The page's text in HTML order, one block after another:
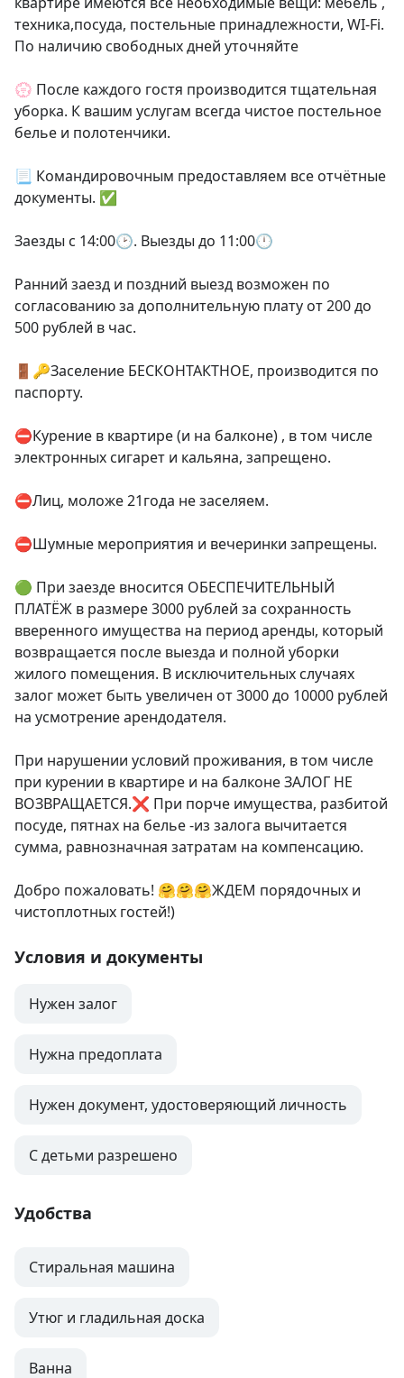
техника,посуда, постельные принадлежности, WI-Fi.
По наличию свободных дней уточняйте
💮 После каждого гостя производится тщательная
уборка. К вашим услугам всегда чистое постельное
белье и полотенчики.
📃 Командировочным предоставляем все отчётные
документы. ✅
Заезды с 14:00🕑. Выезды до 11:00🕛
Ранний заезд и поздний выезд возможен по
согласованию за дополнительную плату от 200 до
500 рублей в час.
🚪🔑Заселение БЕСКОНТАКТНОЕ, производится по
паспорту.
⛔Курение в квартире (и на балконе) , в том числе
электронных сигарет и кальяна, запрещено.
⛔Лиц, моложе 21года не заселяем.
⛔Шумные мероприятия и вечеринки запрещены.
🟢 ​При заезде вносится ОБЕСПЕЧИТЕЛЬНЫЙ
ПЛАТЁЖ в размере 3000 рублей за сохранность
вверенного имущества на период аренды, который
возвращается после выезда и полной уборки
жилого помещения. В исключительных случаях
залог может быть увеличен от 3000 до 10000 рублей
на усмотрение арендодателя.
При нарушении условий проживания, в том числе
при курении в квартире и на балконе ЗАЛОГ НЕ
ВОЗВРАЩАЕТСЯ.❌ При порче имущества, разбитой
посуде, пятнах на белье -из залога вычитается
сумма, равнозначная затратам на компенсацию.
Добро пожаловать! 🤗🤗🤗ЖДЕМ порядочных и
чистоплотных гостей!)
Условия и документы
Нужен залог
Нужна предоплата
Нужен документ, удостоверяющий личность
С детьми разрешено
Удобства
Стиральная машина
Утюг и гладильная доска
Ванна